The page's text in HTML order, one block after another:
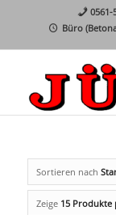
0561-
Büro
Sortieren nach
Zeige 15 Produkte